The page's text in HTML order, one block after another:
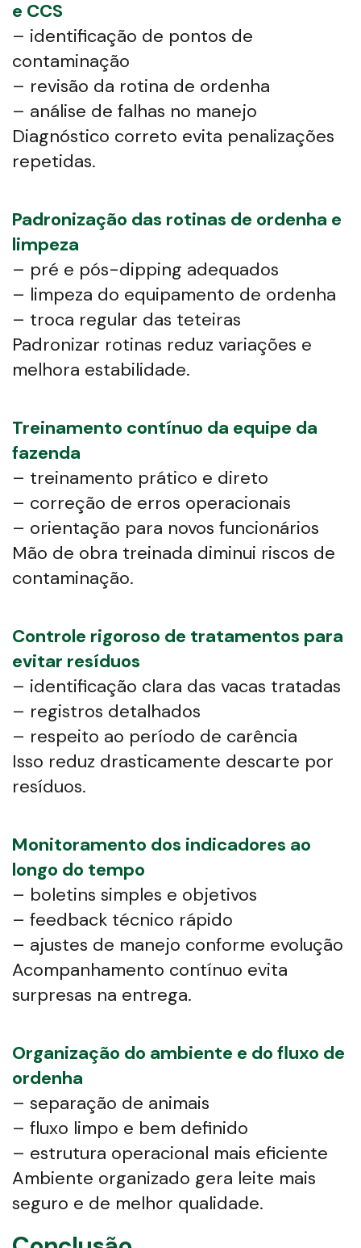
e CCS
– identificação de pontos de
contaminação
– revisão da rotina de ordenha
– análise de falhas no manejo
Diagnóstico correto evita penalizações
repetidas.
Padronização das rotinas de ordenha e
limpeza
– pré e pós-dipping adequados
– limpeza do equipamento de ordenha
– troca regular das teteiras
Padronizar rotinas reduz variações e
melhora estabilidade.
Treinamento contínuo da equipe da
fazenda
– treinamento prático e direto
– correção de erros operacionais
– orientação para novos funcionários
Mão de obra treinada diminui riscos de
contaminação.
Controle rigoroso de tratamentos para
evitar resíduos
– identificação clara das vacas tratadas
– registros detalhados
– respeito ao período de carência
Isso reduz drasticamente descarte por
resíduos.
Monitoramento dos indicadores ao
longo do tempo
– boletins simples e objetivos
– feedback técnico rápido
– ajustes de manejo conforme evolução
Acompanhamento contínuo evita
surpresas na entrega.
Organização do ambiente e do fluxo de
ordenha
– separação de animais
– fluxo limpo e bem definido
– estrutura operacional mais eficiente
Ambiente organizado gera leite mais
seguro e de melhor qualidade.